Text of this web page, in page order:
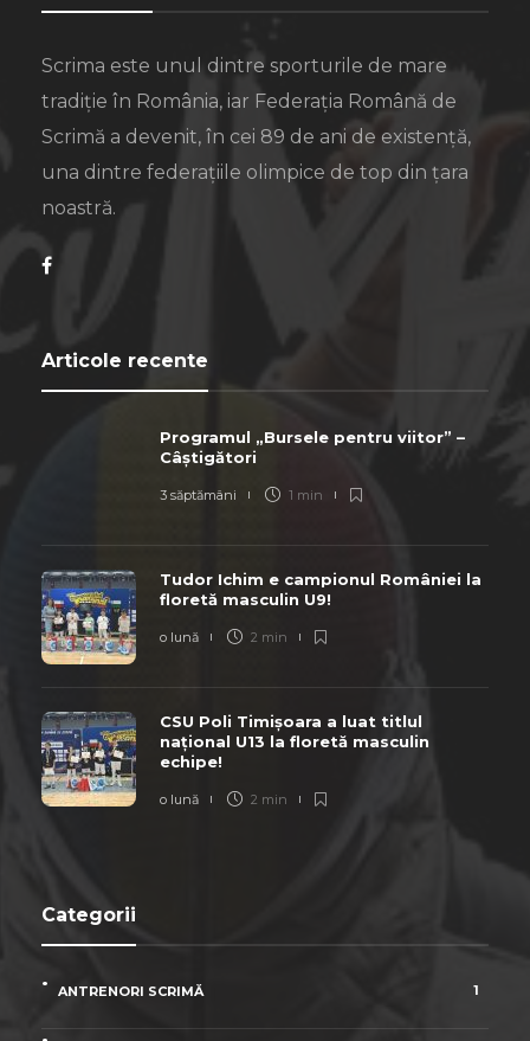
Scrima este unul dintre sporturile de mare
tradiție în România, iar Federația Română de
Scrimă a devenit, în cei 89 de ani de existență,
una dintre federațiile olimpice de top din țara
noastră.
Articole recente
Programul „Bursele pentru viitor” –
Câștigători
3 săptămâni 1 min
Tudor Ichim e campionul României la
floretă masculin U9!
o lună 2 min
CSU Poli Timișoara a luat titlul
național U13 la floretă masculin
echipe!
o lună 2 min
Categorii
ANTRENORI SCRIMĂ 1